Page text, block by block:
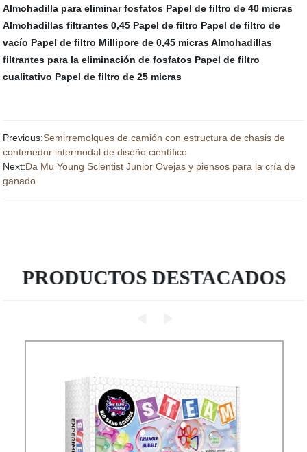
Almohadilla para eliminar fosfatos Papel de filtro de 40 micras
Almohadillas filtrantes 0,45 Papel de filtro Papel de filtro de
vacío Papel de filtro Millipore de 0,45 micras Almohadillas
filtrantes para la eliminación de fosfatos Papel de filtro
cualitativo Papel de filtro de 25 micras
Previous:Semirremolques de camión con estructura de chasis de
contenedor intermodal de diseño científico
Next:Da Mu Young Scientist Junior Ovejas y piensos para la cría de
ganado
PRODUCTOS DESTACADOS